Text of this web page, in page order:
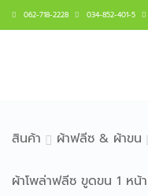
062-718-2228 034-852-401-5
สินค้า ผ้าฟลีซ & ผ้าขน
ผ้าโพล่าฟลีซ ขูดขน 1 หน้า